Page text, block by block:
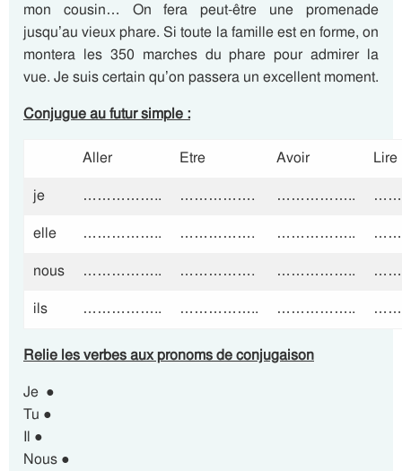
mon cousin… On fera peut-être une promenade
jusqu’au vieux phare. Si toute la famille est en forme, on
montera les 350 marches du phare pour admirer la
vue. Je suis certain qu’on passera un excellent moment.
Conjugue au futur simple :
Aller Etre Avoir
Lire
je
…………….. ……………. ……………..
elle
…………….. ……………. ……………..
nous
…………….. ……………. ……………..
ils
…………….. …………….. ……………..
Relie les verbes aux pronoms de conjugaison
Je ●
Tu ●
Il ●
Nous ●